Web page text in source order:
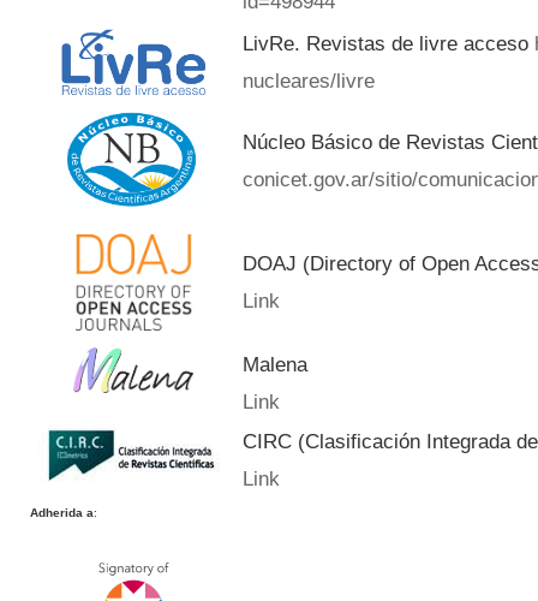
LivRe. Revistas de livre acceso
nucleares/livre
Núcleo Básico de Revistas
conicet.gov.ar/sitio/
DOAJ (Directory of Open
Link
Malena
Link
CIRC (Clasificación Integrada
Link
Adherida a: